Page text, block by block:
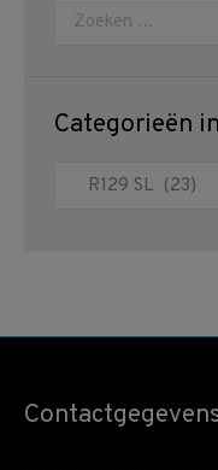
Zoeken:
Categorieën